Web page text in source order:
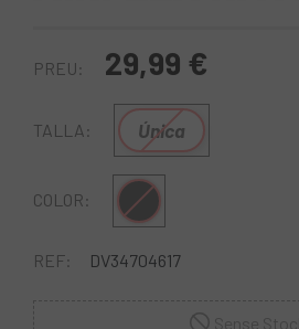
PREU: 29,99 €
TALLA: Única
COLOR: Multi
REF: DV34704617